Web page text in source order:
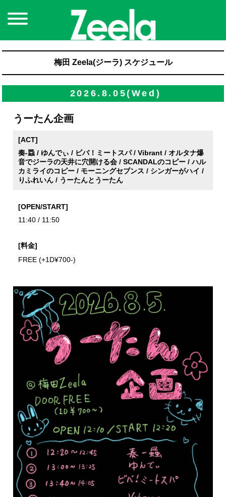
梅田 Zeela(ジーラ) スケジュール
2026.8.05(Wed)
うーたん企画
[ACT]
奏-蟁 / ゆんでぃ / ビバ！ミートスパ / Vibrant / オルタナ爆
音でジーラの天井に穴開ける会 / SCANDALのコピー / ハル
カミライのコピー / モーニングセブンス / シンガーがハイ /
りふれいん / うーたんとうーたん
[OPEN/START]
11:40 / 11:50
[料金]
FREE (+1D¥700-)